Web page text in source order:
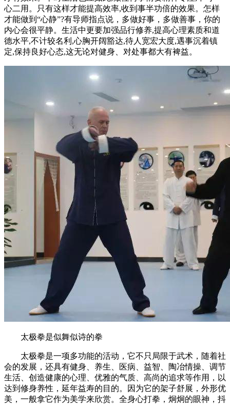
心二用。只有这样才能提高效率,收到事半功倍的效果。怎样
才能做到“心静”?有导师指点说，多做好事，多做善事，你的
内心会很平静。生活中更要加强品行修养,提高心理素质和道
德水平,不计较名利,心胸开阔豁达,待人宽宏大度,遇事沉着镇
定,保持良好心态,这无论对健身、对处事都大有裨益。
太极拳是似舞似诗的拳
太极拳是一项多功能的活动，它不只局限于武术，随着社
会的发展，还具有健身、养生、医病、益智、陶冶情操、调节
生活、创造健康的心理、优雅的气质、高尚的追求等作用，以
达到修身养性，延年益寿的目的。因为它的架子舒展，外形优
美，一般拿它作为美学来欣赏。全身心打拳，炯炯的眼神，抖